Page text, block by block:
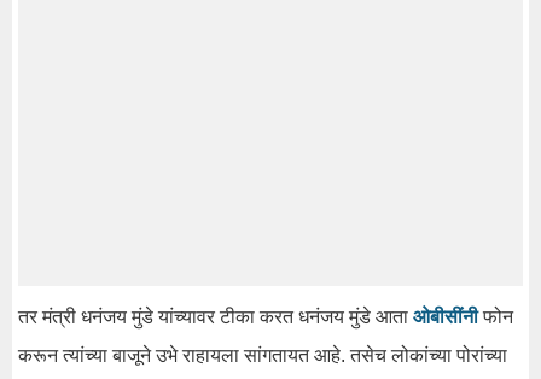
तर मंत्री धनंजय मुंडे यांच्यावर टीका करत धनंजय मुंडे आता ओबीसींनी फोन
करून त्यांच्या बाजूने उभे राहायला सांगतायत आहे. तसेच लोकांच्या पोरांच्या